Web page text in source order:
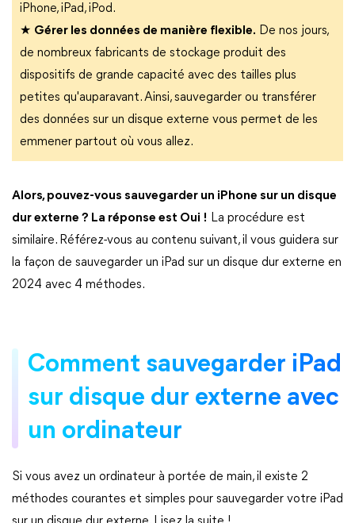
iPhone, iPad, iPod.
★ Gérer les données de manière flexible. De nos jours,
de nombreux fabricants de stockage produit des
dispositifs de grande capacité avec des tailles plus
petites qu'auparavant. Ainsi, sauvegarder ou transférer
des données sur un disque externe vous permet de les
emmener partout où vous allez.
Alors, pouvez-vous sauvegarder un iPhone sur un disque
dur externe ? La réponse est Oui ! La procédure est
similaire. Référez-vous au contenu suivant, il vous guidera sur
la façon de sauvegarder un iPad sur un disque dur externe en
2024 avec 4 méthodes.
Comment sauvegarder iPad
sur disque dur externe avec
un ordinateur
Si vous avez un ordinateur à portée de main, il existe 2
méthodes courantes et simples pour sauvegarder votre iPad